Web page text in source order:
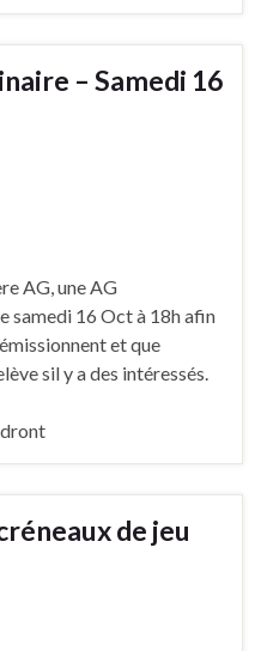
– Samedi 16
AG, une AG
samedi 16 Oct à 18h afin
et que
sil y a des intéressés.
de jeu